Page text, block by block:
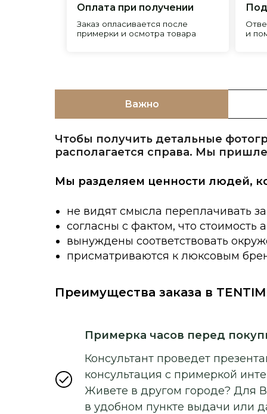
Важно
Чтобы получить детальные
располагается справа. Мы
Мы разделяем ценности людей,
не видят смысла переплачивать
согласны с фактом, что стоимость
вынуждены соответствовать
присматриваются к люксовым
Преимущества заказа в
Примерка часов перед
Консультант проведет
консультация с примеркой
Живете в другом городе? Для
в удобном пункте выдачи или